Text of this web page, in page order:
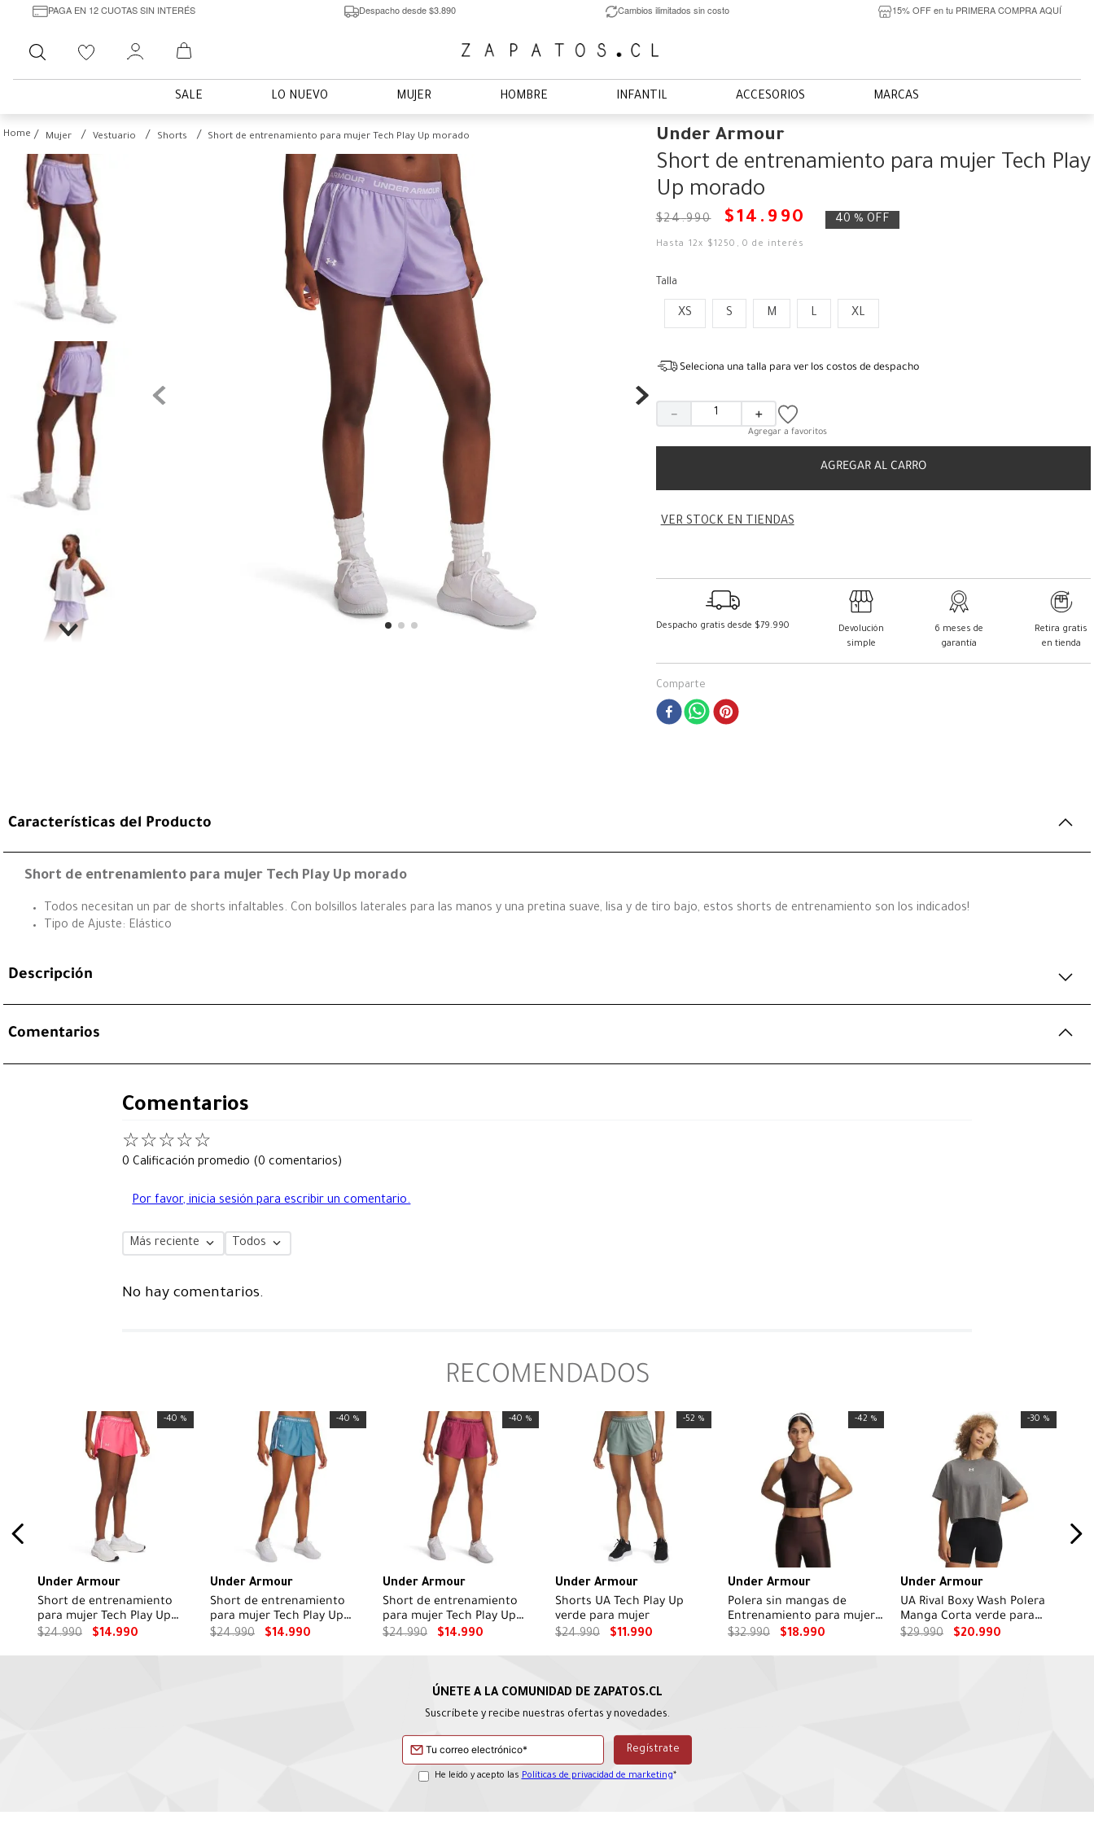
PAGA EN 12 CUOTAS SIN INTERÉS Despacho desde $3.890 Cambios ilimitados sin costo 15% OFF en tu PRIMERA COMPRA AQUÍ
Buscar
SALE LO NUEVO MUJER HOMBRE INFANTIL ACCESORIOS MARCAS
Mujer Vestuario Shorts Short de entrenamiento para mujer Tech Play Up morado Under Armour
Short de entrenamiento para mujer Tech Play
Up morado
$24.990 $14 . 990 40 % OFF
Hasta 12x $1250 ,0 de interés
Talla
XS S M L XL
Seleciona una talla para ver los costos de despacho
＋
－
AGREGAR AL CARRO
VER STOCK EN TIENDAS
Despacho gratis desde $79.990
Devolución
simple
6 meses de
garantía
Retira gratis
en tienda
Comparte
Características del Producto
Short de entrenamiento para mujer Tech Play Up morado
Todos necesitan un par de shorts infaltables. Con bolsillos laterales para las manos y una pretina suave, lisa y de tiro bajo, estos shorts de entrenamiento son los indicados!
Tipo de Ajuste: Elástico
Descripción
Comentarios
Comentarios
☆☆☆☆☆
0 Calificación promedio (0 comentarios)
Por favor, inicia sesión para escribir un comentario.
Más reciente Todos
No hay comentarios.
RECOMENDADOS
-40 %
Under Armour
Short de entrenamiento
para mujer Tech Play Up
rosado
$24.990 $14.990
-40 %
Under Armour
Short de entrenamiento
para mujer Tech Play Up
Azul
$24.990 $14.990
-40 %
Under Armour
Short de entrenamiento
para mujer Tech Play Up
rojo
$24.990 $14.990
-52 %
Under Armour
Shorts UA Tech Play Up
verde para mujer
$24.990 $11.990
-42 %
Under Armour
Polera sin mangas de
Entrenamiento para mujer
Motion Shine café Under
$32.990 $18.990
-30 %
Under Armour
UA Rival Boxy Wash Polera
Manga Corta verde para
mujer
$29.990 $20.990
Suscríbete y recibe nuestras ofertas y novedades.
He leído y acepto las Políticas de privacidad de marketing*